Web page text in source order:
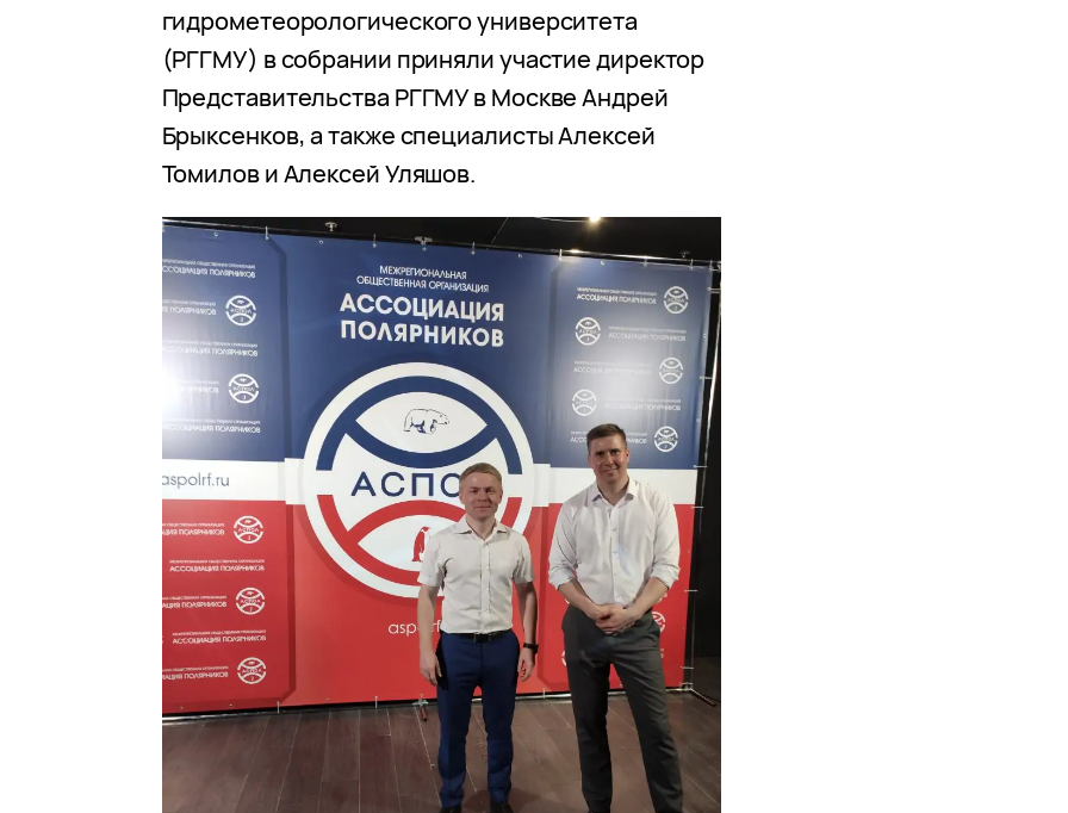
гидрометеорологического университета
(РГГМУ) в собрании приняли участие директор
Представительства РГГМУ в Москве Андрей
Брыксенков, а также специалисты Алексей
Томилов и Алексей Уляшов.